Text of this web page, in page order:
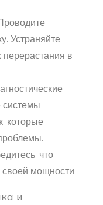
Устраняйте
перерастания в
которые
что
своей мощности.
и